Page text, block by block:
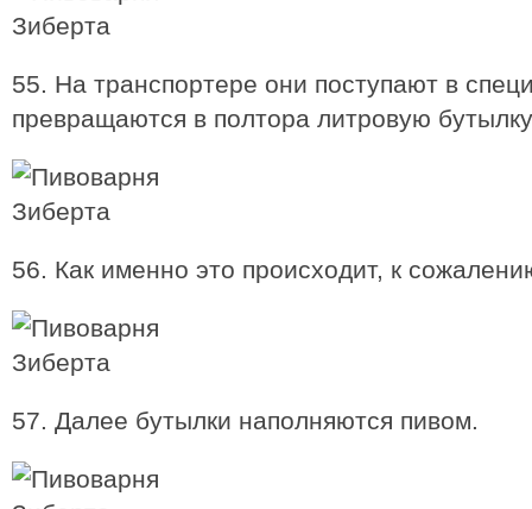
55. На транспортере они поступают в
превращаются в полтора литровую
56. Как именно это происходит, к
57. Далее бутылки наполняются пивом.